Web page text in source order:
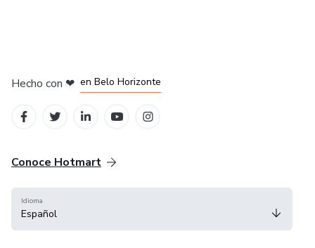
Hecho con ❤ en Belo Horizonte
Conoce Hotmart
Idioma
Español